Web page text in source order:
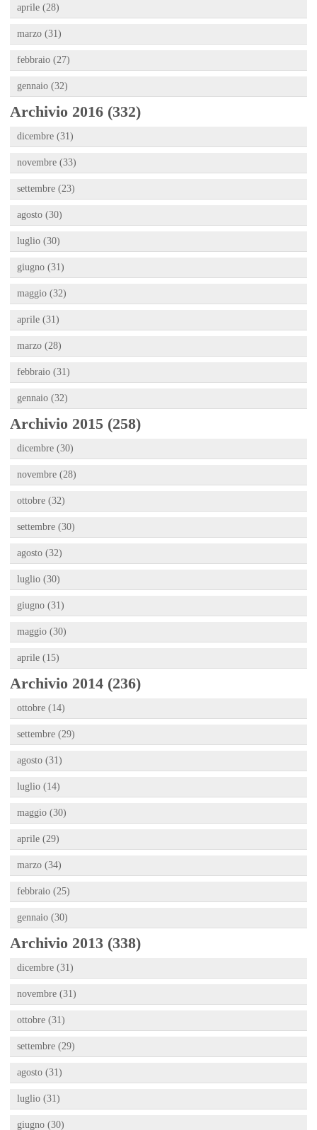
aprile (28)
marzo (31)
febbraio (27)
gennaio (32)
Archivio 2016 (332)
dicembre (31)
novembre (33)
settembre (23)
agosto (30)
luglio (30)
giugno (31)
maggio (32)
aprile (31)
marzo (28)
febbraio (31)
gennaio (32)
Archivio 2015 (258)
dicembre (30)
novembre (28)
ottobre (32)
settembre (30)
agosto (32)
luglio (30)
giugno (31)
maggio (30)
aprile (15)
Archivio 2014 (236)
ottobre (14)
settembre (29)
agosto (31)
luglio (14)
maggio (30)
aprile (29)
marzo (34)
febbraio (25)
gennaio (30)
Archivio 2013 (338)
dicembre (31)
novembre (31)
ottobre (31)
settembre (29)
agosto (31)
luglio (31)
giugno (30)